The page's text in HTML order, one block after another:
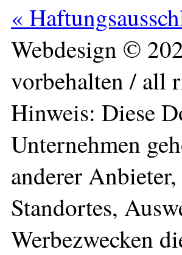
«
Webdesign ©
vorbehalten / all
Hinweis: Diese
Unternehmen
anderer
Standortes,
Werbezwecken